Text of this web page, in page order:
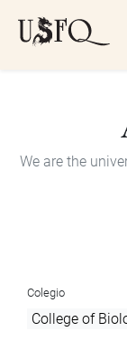
We are the
Colegio